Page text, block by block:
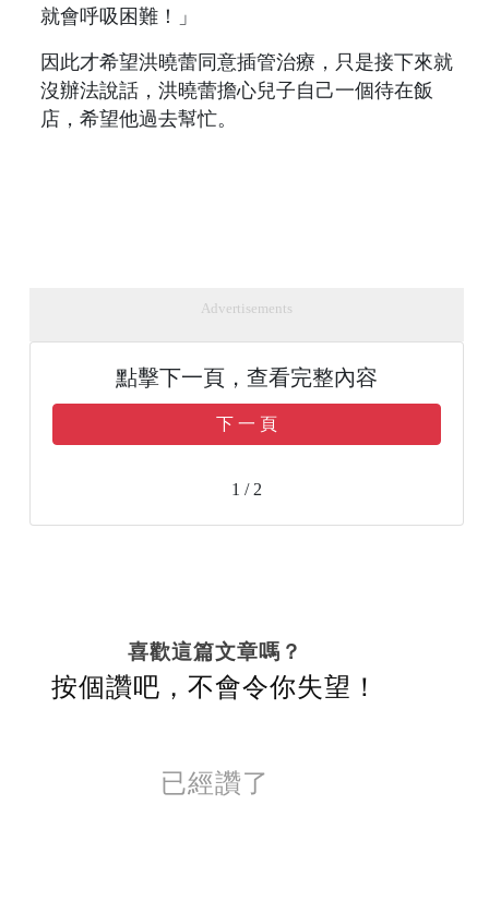
就會呼吸困難！」
因此才希望洪曉蕾同意插管治療，只是接下來就
沒辦法說話，洪曉蕾擔心兒子自己一個待在飯
店，希望他過去幫忙。
Advertisements
點擊下一頁，查看完整內容
下 一 頁
1 / 2
喜歡這篇文章嗎？
按個讚吧，不會令你失望！
已經讚了